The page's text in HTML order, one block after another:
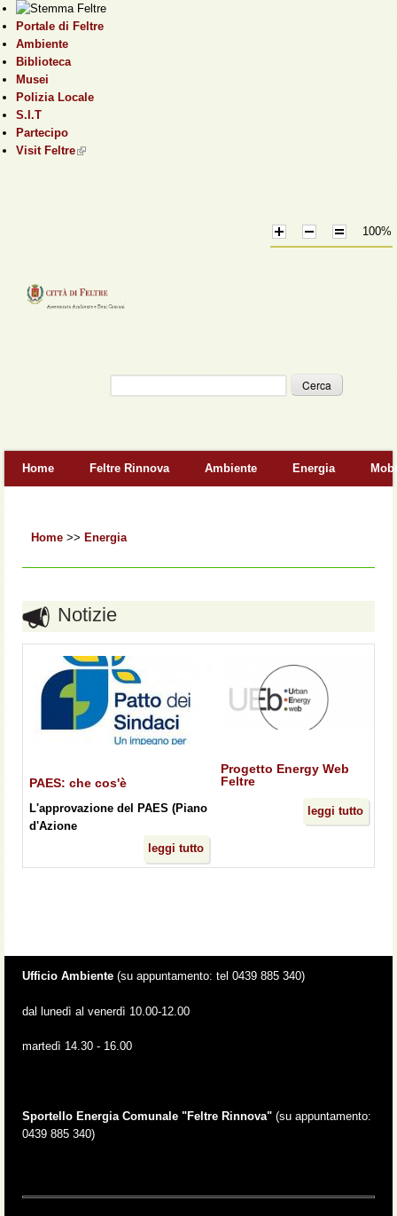
Portale di Feltre
Ambiente
Biblioteca
Musei
Polizia Locale
S.I.T
Partecipo
Visit Feltre(link is external)
100%
Home Feltre Rinnova Ambiente Energia
Home >> Energia
Notizie
PAES: che cos'è
L'approvazione del PAES (Piano
d'Azione
leggi tutto
Progetto Energy Web
Feltre
leggi tutto
Ufficio Ambiente (su appuntamento: tel 0439 885 340)
dal lunedì al venerdì 10.00-12.00
martedì 14.30 - 16.00
Sportello Energia Comunale "Feltre Rinnova" (su appuntamento:
0439 885 340)